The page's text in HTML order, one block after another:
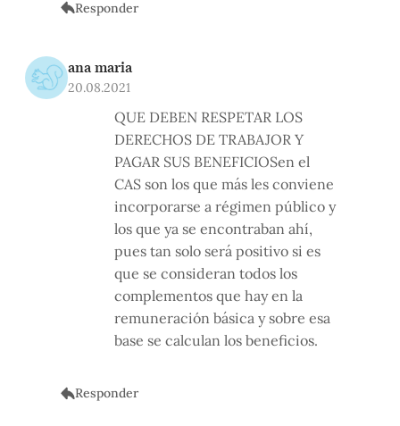
Responder
ana maria
20.08.2021
QUE DEBEN RESPETAR LOS
DERECHOS DE TRABAJOR Y
PAGAR SUS BENEFICIOSen el
CAS son los que más les conviene
incorporarse a régimen público y
los que ya se encontraban ahí,
pues tan solo será positivo si es
que se consideran todos los
complementos que hay en la
remuneración básica y sobre esa
base se calculan los beneficios.
Responder